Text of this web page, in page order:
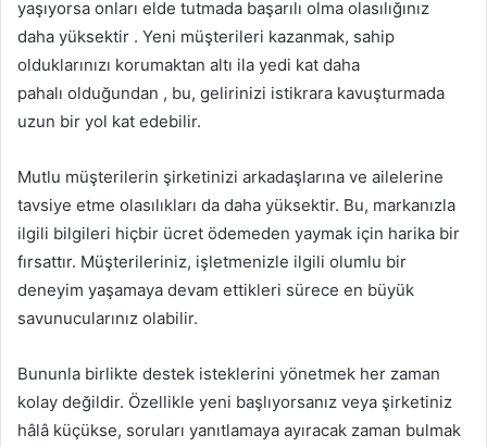
yaşıyorsa onları elde tutmada başarılı olma olasılığınız
daha yüksektir . Yeni müşterileri kazanmak, sahip
olduklarınızı korumaktan altı ila yedi kat daha
pahalı olduğundan , bu, gelirinizi istikrara kavuşturmada
uzun bir yol kat edebilir.
Mutlu müşterilerin şirketinizi arkadaşlarına ve ailelerine
tavsiye etme olasılıkları da daha yüksektir. Bu, markanızla
ilgili bilgileri hiçbir ücret ödemeden yaymak için harika bir
fırsattır. Müşterileriniz, işletmenizle ilgili olumlu bir
deneyim yaşamaya devam ettikleri sürece en büyük
savunucularınız olabilir.
Bununla birlikte destek isteklerini yönetmek her zaman
kolay değildir. Özellikle yeni başlıyorsanız veya şirketiniz
hâlâ küçükse, soruları yanıtlamaya ayıracak zaman bulmak